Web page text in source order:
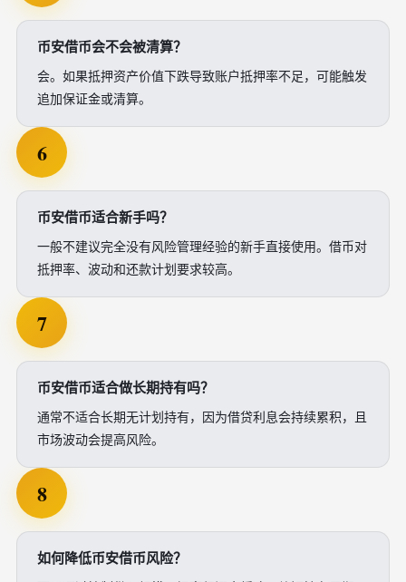
币安借币会不会被清算？
会。如果抵押资产价值下跌导致账户抵押率不足，可能触发
追加保证金或清算。
6
币安借币适合新手吗？
一般不建议完全没有风险管理经验的新手直接使用。借币对
抵押率、波动和还款计划要求较高。
7
币安借币适合做长期持有吗？
通常不适合长期无计划持有，因为借贷利息会持续累积，且
市场波动会提高风险。
8
如何降低币安借币风险？